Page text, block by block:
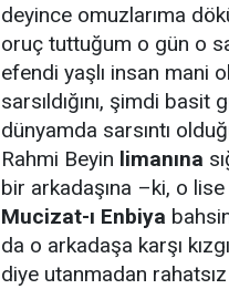
deyince omuzlarıma
oruç tuttuğum o gün o
efendi yaşlı insan mani
sarsıldığını, şimdi
dünyamda sarsıntı
Rahmi Beyin limanına
bir arkadaşına –ki, o
Mucizat-ı Enbiya
da o arkadaşa karşı
diye utanmadan